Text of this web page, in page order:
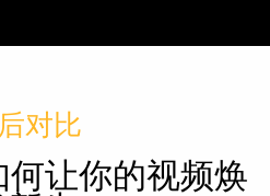
对比
让你的视频焕